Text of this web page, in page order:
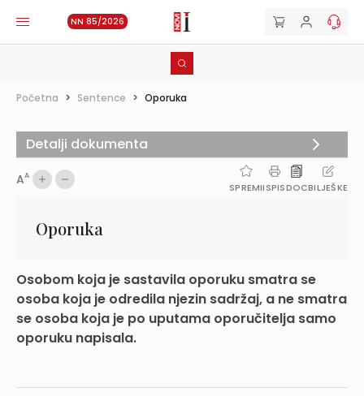
NN 85/2026
Početna > Sentence > Oporuka
AA
SPREMIISPISDOCBILJEŠKE
Oporuka
Osobom koja je sastavila oporuku smatra se
osoba koja je odredila njezin sadržaj, a ne smatra
se osoba koja je po uputama oporučitelja samo
oporuku napisala.
Detalji dokumenta